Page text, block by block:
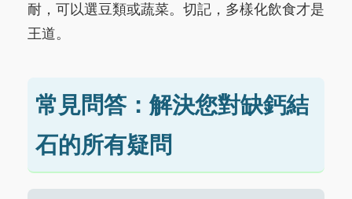
耐，可以選豆類或蔬菜。切記，多樣化飲食才是
王道。
常見問答：解決您對缺鈣結
石的所有疑問